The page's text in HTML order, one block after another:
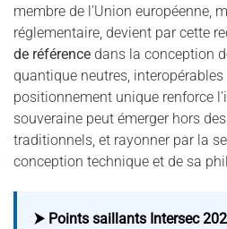
membre de l’Union européenne,
réglementaire, devient par cette
de référence dans la conception
quantique neutres,
positionnement unique renforce
souveraine peut émerger hors
traditionnels, et rayonner par la
conception technique et de sa
⮞ Points saillants Intersec